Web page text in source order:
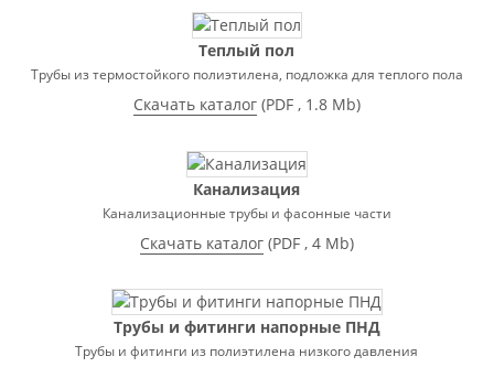
Теплый пол
Трубы из термостойкого полиэтилена, подложка для теплого пола
Скачать каталог (PDF, 1.8 Mb)
Канализация
Канализационные трубы и фасонные части
Скачать каталог (PDF, 4 Mb)
Трубы и фитинги напорные ПНД
Трубы и фитинги из полиэтилена низкого давления